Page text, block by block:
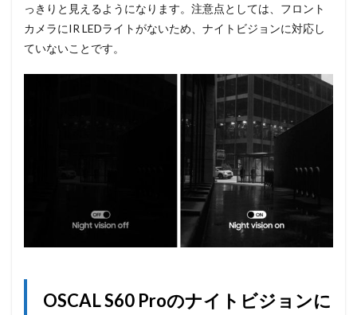
っきりと見えるようになります。注意点としては、フロント
カメラにIR LEDライトがないため、ナイトビジョンに対応し
ていないことです。
OSCAL S60 Proのナイトビジョンに